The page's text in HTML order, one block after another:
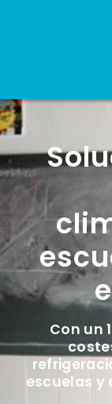
Con un
escuelas y